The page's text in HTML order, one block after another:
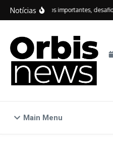
Ir para o conteúdo
Notícias
IDEB: avanços importantes, desafios
Main Menu